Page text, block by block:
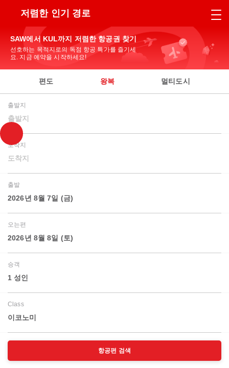
저렴한 인기 경로
SAW에서 KUL까지 저렴한 항공권 찾기
선호하는 목적지로의 독점 항공 특가를 즐기세
요. 지금 예약을 시작하세요!
편도 왕복 멀티도시
출발지
출발지
도착지
도착지
출발
2026년 8월 7일 (금)
오는편
2026년 8월 8일 (토)
승객
1 성인
Class
이코노미
항공편 검색